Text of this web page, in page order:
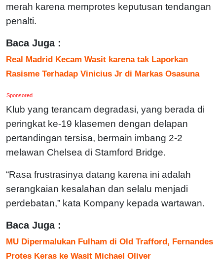
merah karena memprotes keputusan tendangan
penalti.
Baca Juga :
Real Madrid Kecam Wasit karena tak Laporkan
Rasisme Terhadap Vinicius Jr di Markas Osasuna
Sponsored
Klub yang terancam degradasi, yang berada di
peringkat ke-19 klasemen dengan delapan
pertandingan tersisa, bermain imbang 2-2
melawan Chelsea di Stamford Bridge.
“Rasa frustrasinya datang karena ini adalah
serangkaian kesalahan dan selalu menjadi
perdebatan,” kata Kompany kepada wartawan.
Baca Juga :
MU Dipermalukan Fulham di Old Trafford, Fernandes
Protes Keras ke Wasit Michael Oliver